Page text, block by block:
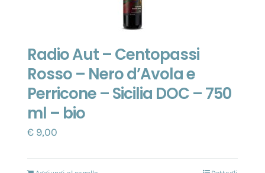
Radio Aut – Centopassi
Rosso – Nero d’Avola e
Perricone – Sicilia DOC – 750
ml – bio
€ 9,00